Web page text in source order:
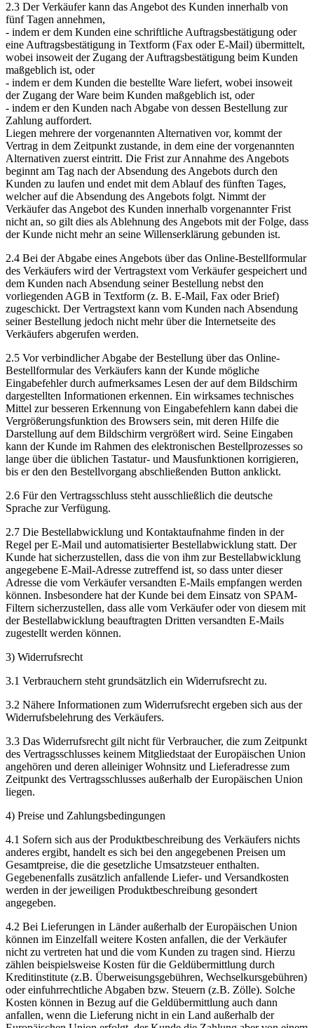
2.3 Der Verkäufer kann das Angebot des Kunden innerhalb von
fünf Tagen annehmen,
- indem er dem Kunden eine schriftliche Auftragsbestätigung oder
eine Auftragsbestätigung in Textform (Fax oder E-Mail) übermittelt,
wobei insoweit der Zugang der Auftragsbestätigung beim Kunden
maßgeblich ist, oder
- indem er dem Kunden die bestellte Ware liefert, wobei insoweit
der Zugang der Ware beim Kunden maßgeblich ist, oder
- indem er den Kunden nach Abgabe von dessen Bestellung zur
Zahlung auffordert.
Liegen mehrere der vorgenannten Alternativen vor, kommt der
Vertrag in dem Zeitpunkt zustande, in dem eine der vorgenannten
Alternativen zuerst eintritt. Die Frist zur Annahme des Angebots
beginnt am Tag nach der Absendung des Angebots durch den
Kunden zu laufen und endet mit dem Ablauf des fünften Tages,
welcher auf die Absendung des Angebots folgt. Nimmt der
Verkäufer das Angebot des Kunden innerhalb vorgenannter Frist
nicht an, so gilt dies als Ablehnung des Angebots mit der Folge, dass
der Kunde nicht mehr an seine Willenserklärung gebunden ist.
2.4 Bei der Abgabe eines Angebots über das Online-Bestellformular
des Verkäufers wird der Vertragstext vom Verkäufer gespeichert und
dem Kunden nach Absendung seiner Bestellung nebst den
vorliegenden AGB in Textform (z. B. E-Mail, Fax oder Brief)
zugeschickt. Der Vertragstext kann vom Kunden nach Absendung
seiner Bestellung jedoch nicht mehr über die Internetseite des
Verkäufers abgerufen werden.
2.5 Vor verbindlicher Abgabe der Bestellung über das Online-
Bestellformular des Verkäufers kann der Kunde mögliche
Eingabefehler durch aufmerksames Lesen der auf dem Bildschirm
dargestellten Informationen erkennen. Ein wirksames technisches
Mittel zur besseren Erkennung von Eingabefehlern kann dabei die
Vergrößerungsfunktion des Browsers sein, mit deren Hilfe die
Darstellung auf dem Bildschirm vergrößert wird. Seine Eingaben
kann der Kunde im Rahmen des elektronischen Bestellprozesses so
lange über die üblichen Tastatur- und Mausfunktionen korrigieren,
bis er den den Bestellvorgang abschließenden Button anklickt.
2.6 Für den Vertragsschluss steht ausschließlich die deutsche
Sprache zur Verfügung.
2.7 Die Bestellabwicklung und Kontaktaufnahme finden in der
Regel per E-Mail und automatisierter Bestellabwicklung statt. Der
Kunde hat sicherzustellen, dass die von ihm zur Bestellabwicklung
angegebene E-Mail-Adresse zutreffend ist, so dass unter dieser
Adresse die vom Verkäufer versandten E-Mails empfangen werden
können. Insbesondere hat der Kunde bei dem Einsatz von SPAM-
Filtern sicherzustellen, dass alle vom Verkäufer oder von diesem mit
der Bestellabwicklung beauftragten Dritten versandten E-Mails
zugestellt werden können.
3) Widerrufsrecht
3.1 Verbrauchern steht grundsätzlich ein Widerrufsrecht zu.
3.2 Nähere Informationen zum Widerrufsrecht ergeben sich aus der
Widerrufsbelehrung des Verkäufers.
3.3 Das Widerrufsrecht gilt nicht für Verbraucher, die zum Zeitpunkt
des Vertragsschlusses keinem Mitgliedstaat der Europäischen Union
angehören und deren alleiniger Wohnsitz und Lieferadresse zum
Zeitpunkt des Vertragsschlusses außerhalb der Europäischen Union
liegen.
4) Preise und Zahlungsbedingungen
4.1 Sofern sich aus der Produktbeschreibung des Verkäufers nichts
anderes ergibt, handelt es sich bei den angegebenen Preisen um
Gesamtpreise, die die gesetzliche Umsatzsteuer enthalten.
Gegebenenfalls zusätzlich anfallende Liefer- und Versandkosten
werden in der jeweiligen Produktbeschreibung gesondert
angegeben.
4.2 Bei Lieferungen in Länder außerhalb der Europäischen Union
können im Einzelfall weitere Kosten anfallen, die der Verkäufer
nicht zu vertreten hat und die vom Kunden zu tragen sind. Hierzu
zählen beispielsweise Kosten für die Geldübermittlung durch
Kreditinstitute (z.B. Überweisungsgebühren, Wechselkursgebühren)
oder einfuhrrechtliche Abgaben bzw. Steuern (z.B. Zölle). Solche
Kosten können in Bezug auf die Geldübermittlung auch dann
anfallen, wenn die Lieferung nicht in ein Land außerhalb der